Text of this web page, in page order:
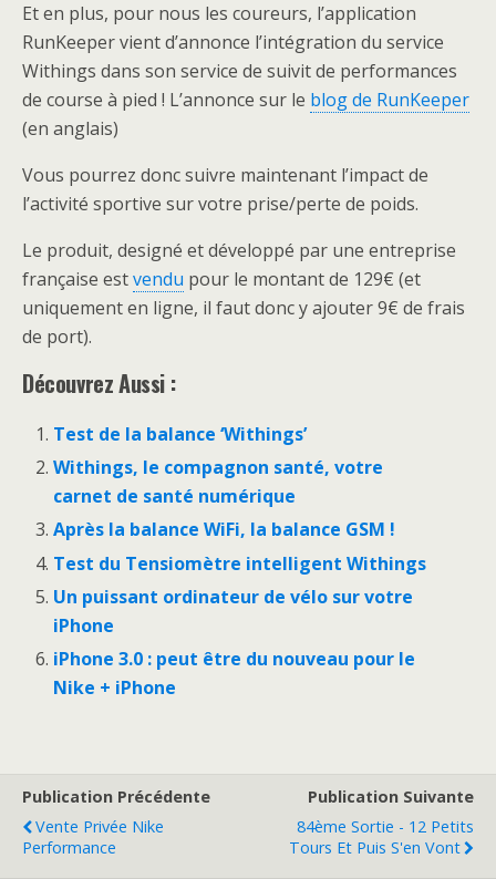
Et en plus, pour nous les coureurs, l’application
RunKeeper vient d’annonce l’intégration du service
Withings dans son service de suivit de performances
de course à pied ! L’annonce sur le blog de RunKeeper
(en anglais)
Vous pourrez donc suivre maintenant l’impact de
l’activité sportive sur votre prise/perte de poids.
Le produit, designé et développé par une entreprise
française estvendu pour le montant de 129€ (et
uniquement en ligne, il faut donc y ajouter 9€ de frais
de port).
Découvrez Aussi :
Test de la balance ‘Withings’
Withings, le compagnon santé, votre
carnet de santé numérique
Après la balance WiFi, la balance GSM !
Test du Tensiomètre intelligent Withings
Un puissant ordinateur de vélo sur votre
iPhone
iPhone 3.0 : peut être du nouveau pour le
Nike + iPhone
Publication Précédente
Vente Privée Nike
Performance
Publication Suivante
84ème Sortie - 12 Petits
Tours Et Puis S'en Vont